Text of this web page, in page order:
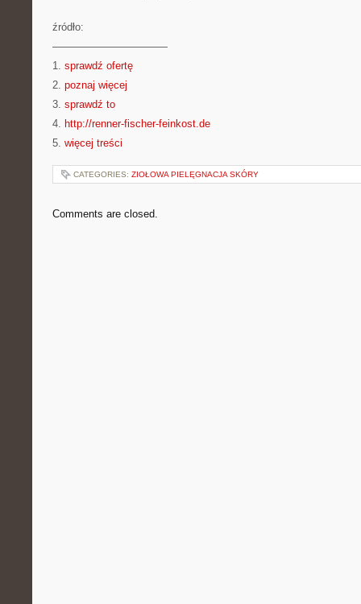
źródło:
———————————
1. sprawdź ofertę
2. poznaj więcej
3. sprawdź to
4. http://renner-fischer-feinkost.de
5. więcej treści
CATEGORIES: ZIOŁOWA PIELĘGNACJA SKÓRY
Comments are closed.